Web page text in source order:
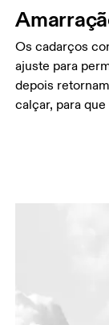
Os cadarços
ajuste para
depois
calçar, para